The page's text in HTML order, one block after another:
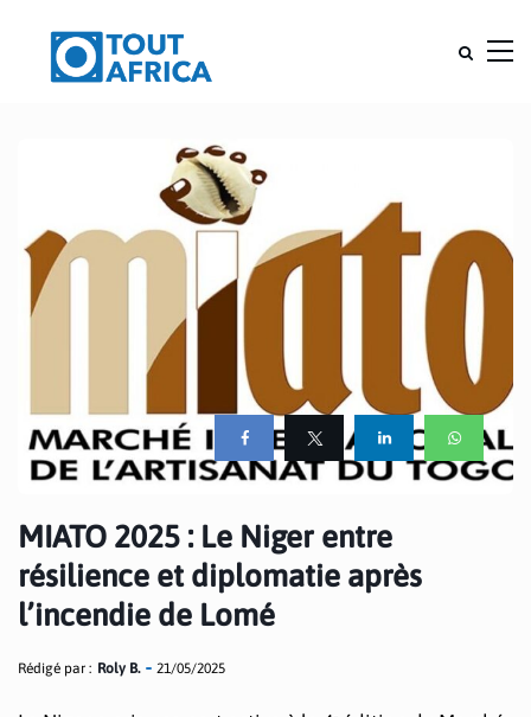
MIATO 2025 : Le Niger entre
résilience et diplomatie après
l’incendie de Lomé
Rédigé par : Roly B. 21/05/2025